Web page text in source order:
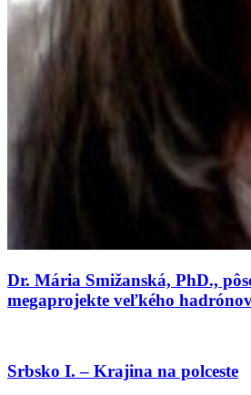
Dr. Mária Smižanská, PhD.,
megaprojekte veľkého
Srbsko I. – Krajina na polceste